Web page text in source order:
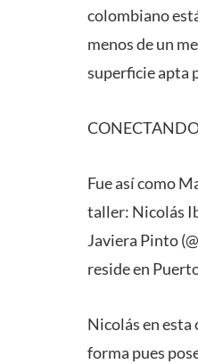
colombiano
menos de un
superficie apta
Fue así como
taller: Nicolás
Javiera Pinto
reside en
Nicolás en esta
forma pues